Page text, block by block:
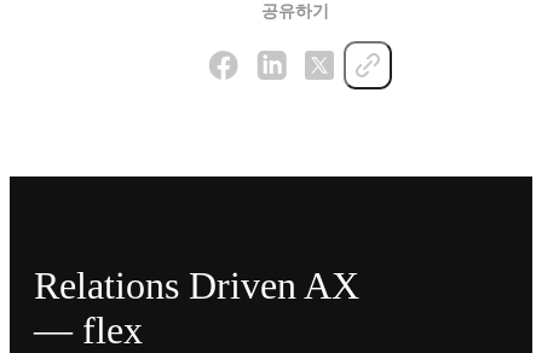
공유하기
Relations Driven AX
— flex